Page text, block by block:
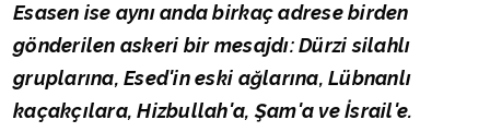
Esasen ise aynı anda birkaç adrese birden
gönderilen askeri bir mesajdı: Dürzi silahlı
gruplarına, Esed'in eski ağlarına, Lübnanlı
kaçakçılara, Hizbullah'a, Şam'a ve İsrail'e.